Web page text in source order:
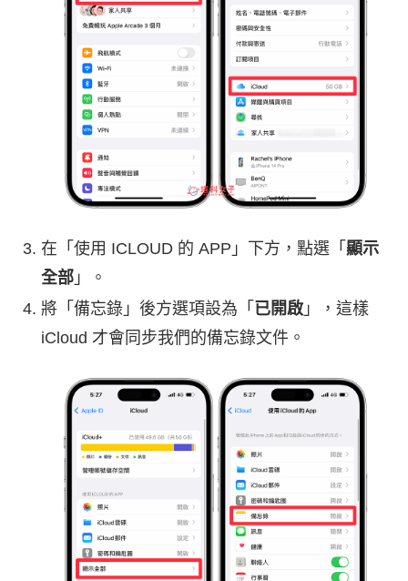
在「使用 ICLOUD 的 APP」下方，點選「 顯示
全部 」。
將「備忘錄」後方選項設為「 已開啟 」，這樣
iCloud 才會同步我們的備忘錄文件。